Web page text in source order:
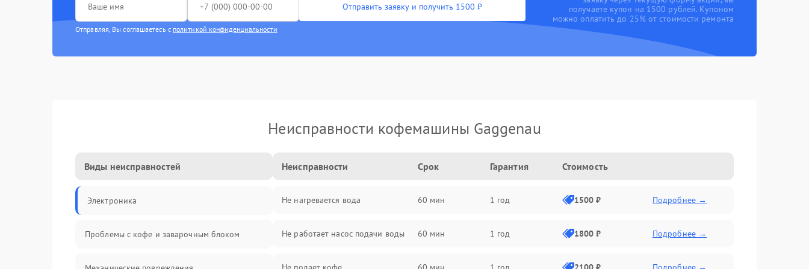
Отправить заявку и получить 1500 ₽
Отправляя, Вы соглашаетесь с политикой конфиденциальности
получаете купон на 1500 рублей. Купоном
можно оплатить до 25% от стоимости ремонта
Неисправности кофемашины Gaggenau
Виды неисправностей
Электроника
Проблемы с кофе и заварочным блоком
Неисправности Срок Гарантия Стоимость
Не нагревается вода 60 мин 1 год 1500 ₽ Подробнее →
Не работает насос подачи воды 60 мин 1 год 1800 ₽ Подробнее →